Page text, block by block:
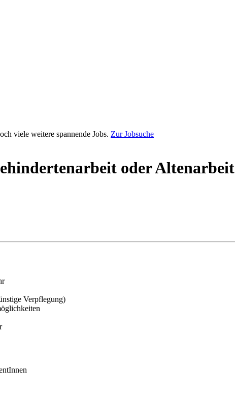
viele weitere spannende Jobs. Zur Jobsuche
oder Altenarbeit
Verpflegung)